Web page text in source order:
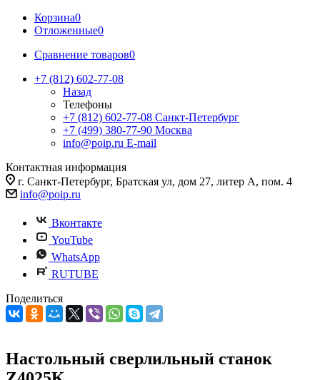
Корзина0
Отложенные0
Сравнение товаров0
+7 (812) 602-77-08
Назад
Телефоны
+7 (812) 602-77-08 Санкт-Петербург
+7 (499) 380-77-90 Москва
info@poip.ru E-mail
Контактная информация
г. Санкт-Петербург, Братская ул, дом 27, литер А, пом. 4
info@poip.ru
Вконтакте
YouTube
WhatsApp
RUTUBE
Поделиться
Настольный сверлильный станок